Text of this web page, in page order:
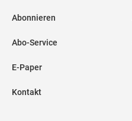
Abonnieren
Abo-Service
E-Paper
Kontakt